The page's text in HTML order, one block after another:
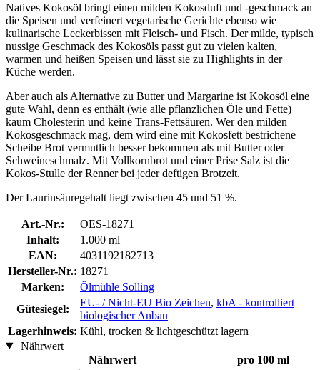
Natives Kokosöl bringt einen milden Kokosduft und -geschmack an
die Speisen und verfeinert vegetarische Gerichte ebenso wie
kulinarische Leckerbissen mit Fleisch- und Fisch. Der milde, typisch
nussige Geschmack des Kokosöls passt gut zu vielen kalten,
warmen und heißen Speisen und lässt sie zu Highlights in der
Küche werden.
Aber auch als Alternative zu Butter und Margarine ist Kokosöl eine
gute Wahl, denn es enthält (wie alle pflanzlichen Öle und Fette)
kaum Cholesterin und keine Trans-Fettsäuren. Wer den milden
Kokosgeschmack mag, dem wird eine mit Kokosfett bestrichene
Scheibe Brot vermutlich besser bekommen als mit Butter oder
Schweineschmalz. Mit Vollkornbrot und einer Prise Salz ist die
Kokos-Stulle der Renner bei jeder deftigen Brotzeit.
Der Laurinsäuregehalt liegt zwischen 45 und 51 %.
Art.-Nr.:
OES-18271
Inhalt:
1.000 ml
EAN:
4031192182713
Hersteller-Nr.: 18271
Marken:
Ölmühle Solling
Gütesiegel:
EU- / Nicht-EU Bio Zeichen, kbA - kontrolliert
biologischer Anbau
Lagerhinweis: Kühl, trocken & lichtgeschützt lagern
Nährwert
Nährwert
pro 100 ml